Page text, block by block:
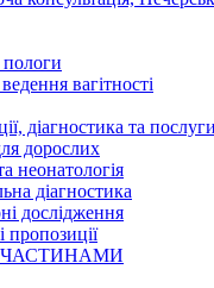
вагітності
діагностика та послуги
дорослих
неонатологія
діагностика
дослідження
пропозиції